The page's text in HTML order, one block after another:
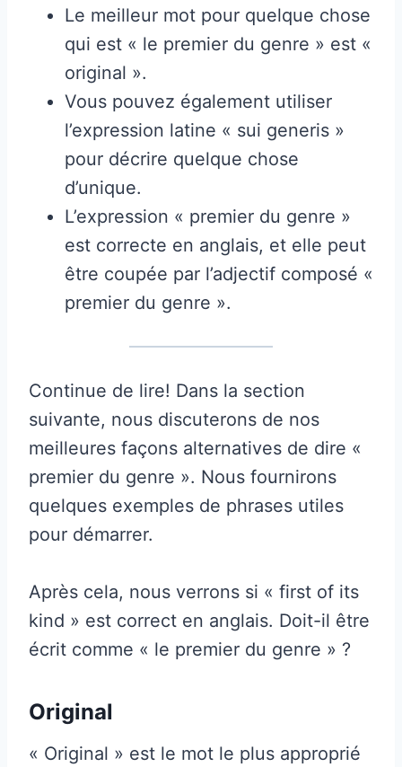
Le meilleur mot pour quelque chose
qui est « le premier du genre » est «
original ».
Vous pouvez également utiliser
l’expression latine « sui generis »
pour décrire quelque chose
d’unique.
L’expression « premier du genre »
est correcte en anglais, et elle peut
être coupée par l’adjectif composé «
premier du genre ».
Continue de lire! Dans la section
suivante, nous discuterons de nos
meilleures façons alternatives de dire «
premier du genre ». Nous fournirons
quelques exemples de phrases utiles
pour démarrer.
Après cela, nous verrons si « first of its
kind » est correct en anglais. Doit-il être
écrit comme « le premier du genre » ?
Original
« Original » est le mot le plus approprié